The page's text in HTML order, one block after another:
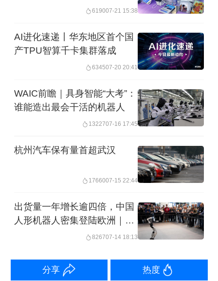
元、大枢纽”的创新体系。
以机器人与先进制造创新枢纽为例，该
创新枢纽由北京航空航天大学机器人研
究所名誉会长、中关村智友研究院院长
王田苗牵头，围绕武汉技术、人才、产
业等优势，迁移融合北京科创高质量孵
化创业优势，对颠覆性创新、国产替
代、产业共性技术等重大创新技术进行
主动深度孵化与关键性支持，重点推动
AI工业垂类模型、专用场景数据生成、
体（陆、江、空）等AI＋机器人与先进
制造方面的孵化创业融合，聚集一批具
构，搭建全周期产业生态体系，打造武
619007-21 15:38
AI进化速递丨华东地区首个国
产TPU智算千卡集群落成
634507-20 20:41
WAIC前瞻｜具身智能“大考”：
谁能造出最会干活的机器人
1322707-16 17:45
杭州汽车保有量首超武汉
1766007-15 22:44
出货量一年增长逾四倍，中国
人形机器人密集登陆欧洲｜问
826707-14 18:13
分享 热度